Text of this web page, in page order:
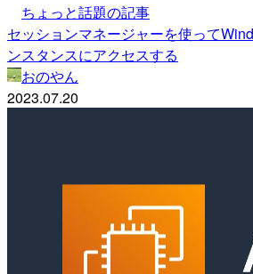
ちょっと話題の記事
セッションマネージャーを使って
ンスタンスにアクセスする
おのやん
2023.07.20